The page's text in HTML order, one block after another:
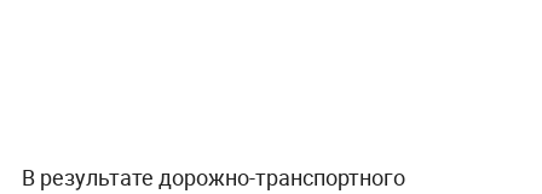
В результате дорожно-транспортного